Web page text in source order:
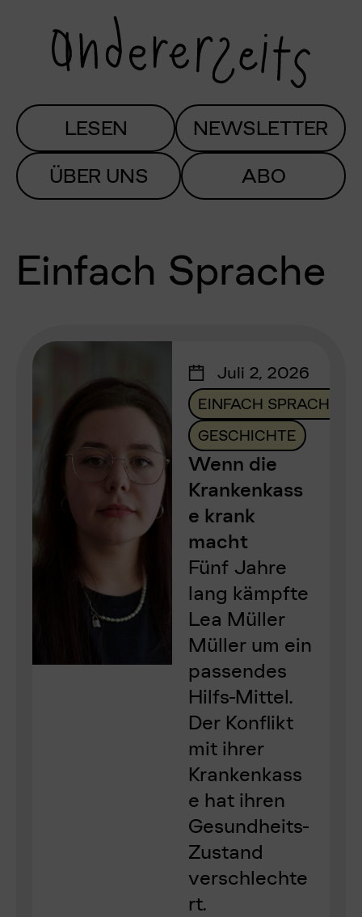
LESEN
NEWSLETTER
ÜBER UNS
ABO
Einfach Sprache
Juli 2, 2026
EINFACH SPRACHE
GESCHICHTE
Wenn die
Krankenkass
e krank
macht
Fünf Jahre
lang kämpfte
Lea Müller
Müller um ein
passendes
Hilfs-Mittel.
Der Konflikt
mit ihrer
Krankenkass
e hat ihren
Gesundheits-
Zustand
verschlechte
rt.